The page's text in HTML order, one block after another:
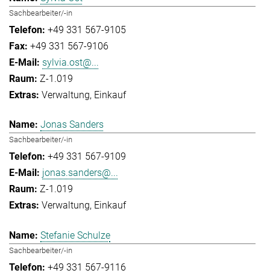
Sachbearbeiter/-in
+49 331 567-9105
+49 331 567-9106
sylvia.ost@...
Z-1.019
Verwaltung Einkauf
Jonas Sanders
Sachbearbeiter/-in
+49 331 567-9109
jonas.sanders@...
Z-1.019
Verwaltung Einkauf
Stefanie Schulze
Sachbearbeiter/-in
+49 331 567-9116